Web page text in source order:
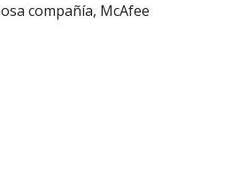
compañía, McAfee